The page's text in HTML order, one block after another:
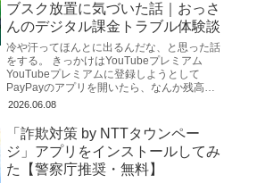
ブスク放置に気づいた話｜おっさ
んのデジタル課金トラブル体験談
冷や汗ってほんとに出るんだな、と思った話
をする。 きっかけはYouTubeプレミアム
YouTubeプレミアムに登録しようとして
PayPayのアプリを開いたら、なんか残高が
妙に少ない。「あれ？使った覚えないけど
2026.06.08
「詐欺対策 by NTTタウンペー
ジ」アプリをインストールしてみ
た【警察庁推奨・無料】